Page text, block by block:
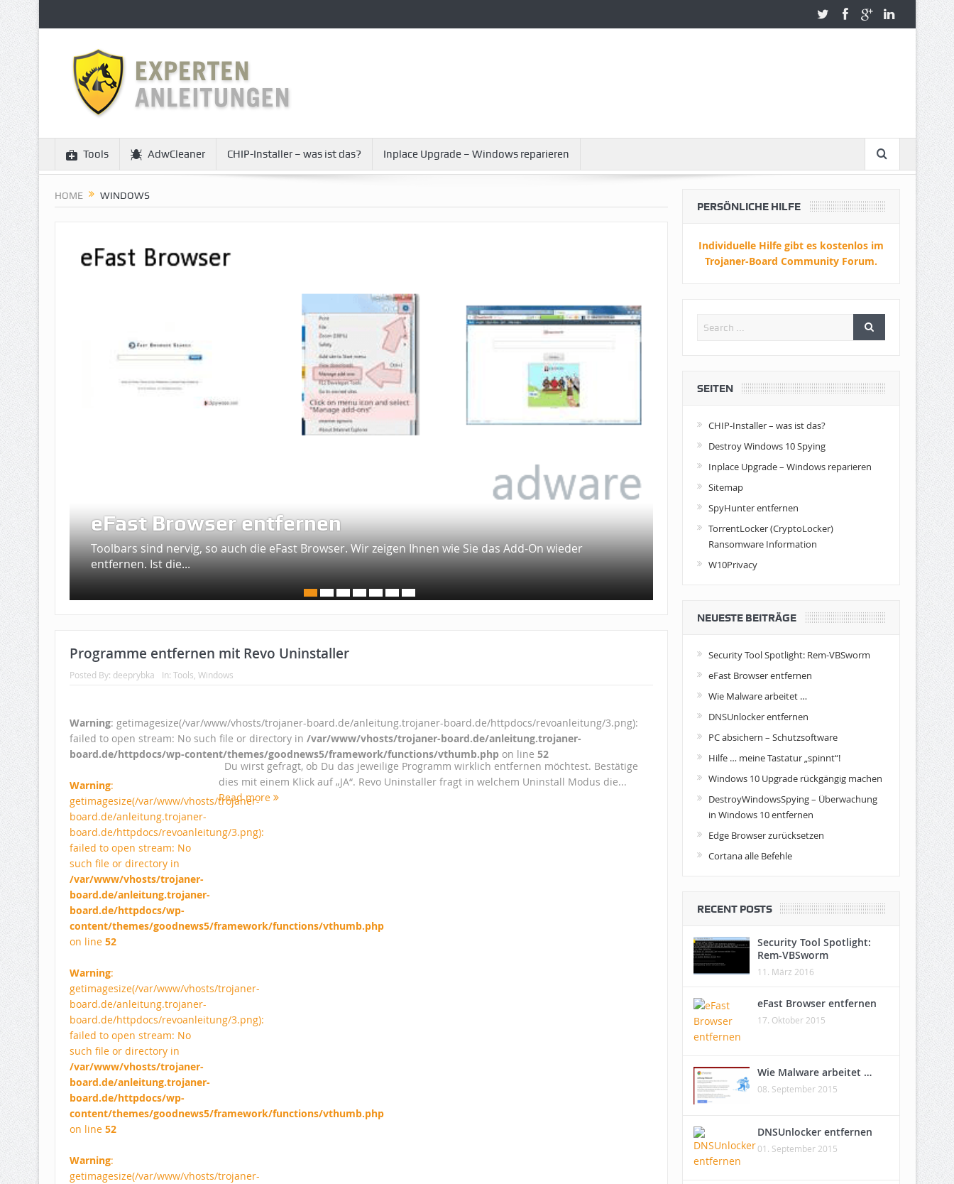
Tools AdwCleaner CHIP-Installer – was ist das? Inplace Upgrade – Windows reparieren
HOME WINDOWS
eFast Browser entfernen
Toolbars sind nervig, so auch die eFast Browser. Wir zeigen Ihnen wie Sie das Add-On wieder
entfernen. Ist die...
PC absichern –
„100% geschützt“ oder auch „Jetzt gegen alle
Programme entfernen mit Revo Uninstaller
Posted By: deeprybka In: Tools Windows
Warning: getimagesize(/var/www/vhosts/trojaner-board.de/anleitung.trojaner-board.de/httpdocs/revoanleitung/3.png):
failed to open stream: No such file or directory in /var/www/vhosts/trojaner-board.de/anleitung.trojaner-
board.de/httpdocs/wp-content/themes/goodnews5/framework/functions/vthumb.php on line 52
Warning:
getimagesize(/var/www/vhosts/trojaner-
board.de/anleitung.trojaner-
board.de/httpdocs/revoanleitung/3.png):
failed to open stream: No
such file or directory in
/var/www/vhosts/trojaner-
board.de/anleitung.trojaner-
board.de/httpdocs/wp-
content/themes/goodnews5/framework/functions/vthumb.php
on line 52
Warning:
getimagesize(/var/www/vhosts/trojaner-
board.de/anleitung.trojaner-
board.de/httpdocs/revoanleitung/3.png):
failed to open stream: No
such file or directory in
/var/www/vhosts/trojaner-
board.de/anleitung.trojaner-
board.de/httpdocs/wp-
content/themes/goodnews5/framework/functions/vthumb.php
on line 52
Warning:
getimagesize(/var/www/vhosts/trojaner-
Du wirst gefragt, ob Du das jeweilige Programm wirklich entfernen möchtest. Bestätige
dies mit einem Klick auf „JA“. Revo Uninstaller fragt in welchem Uninstall Modus die...
Read more
PERSÖNLICHE HILFE
Individuelle Hilfe gibt es kostenlos im
Trojaner-Board Community Forum.
SEITEN
CHIP-Installer – was ist das?
Destroy Windows 10 Spying
Inplace Upgrade – Windows reparieren
Sitemap
SpyHunter entfernen
TorrentLocker (CryptoLocker)
Ransomware Information
W10Privacy
NEUESTE BEITRÄGE
Security Tool Spotlight: Rem-VBSworm
eFast Browser entfernen
Wie Malware arbeitet …
DNSUnlocker entfernen
PC absichern – Schutzsoftware
Hilfe … meine Tastatur „spinnt“!
Windows 10 Upgrade rückgängig machen
DestroyWindowsSpying – Überwachung
in Windows 10 entfernen
Edge Browser zurücksetzen
Cortana alle Befehle
RECENT POSTS
Security Tool Spotlight:
Rem-VBSworm
11. März 2016
eFast Browser entfernen
17. Oktober 2015
Wie Malware arbeitet …
08. September 2015
DNSUnlocker entfernen
01. September 2015